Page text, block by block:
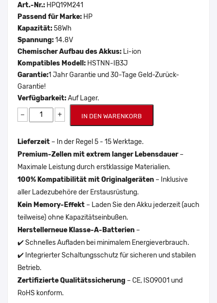
Art.-Nr.: HPQ19M241
Passend für Marke: HP
Kapazität:58Wh
Spannung:14.8V
Chemischer Aufbau des Akkus: Li-ion
Kompatibles Modell: HSTNN-IB3J
Garantie:1 Jahr Garantie und 30-Tage Geld-Zurück-
Garantie!
Verfügbarkeit:Auf Lager.
− + IN DEN WARENKORB
Lieferzeit – In der Regel 5 - 15 Werktage.
Premium-Zellen mit extrem langer Lebensdauer–
Maximale Leistung durch erstklassige Materialien.
100% Kompatibilität mit Originalgeräten – Inklusive
aller Ladezubehöre der Erstausrüstung.
Kein Memory-Effekt – Laden Sie den Akku jederzeit (auch
teilweise) ohne Kapazitätseinbußen.
Herstellerneue Klasse-A-Batterien –
✔️ Schnelles Aufladen bei minimalem Energieverbrauch.
✔️ Integrierter Schaltungsschutz für sicheren und stabilen
Betrieb.
Zertifizierte Qualitätssicherung – CE, ISO9001 und
RoHS konform.